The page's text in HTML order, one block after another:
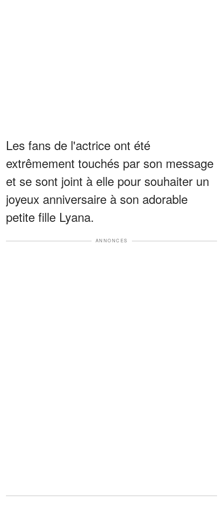
Les fans de l'actrice ont été
extrêmement touchés par son message
et se sont joint à elle pour souhaiter un
joyeux anniversaire à son adorable
petite fille Lyana.
ANNONCES